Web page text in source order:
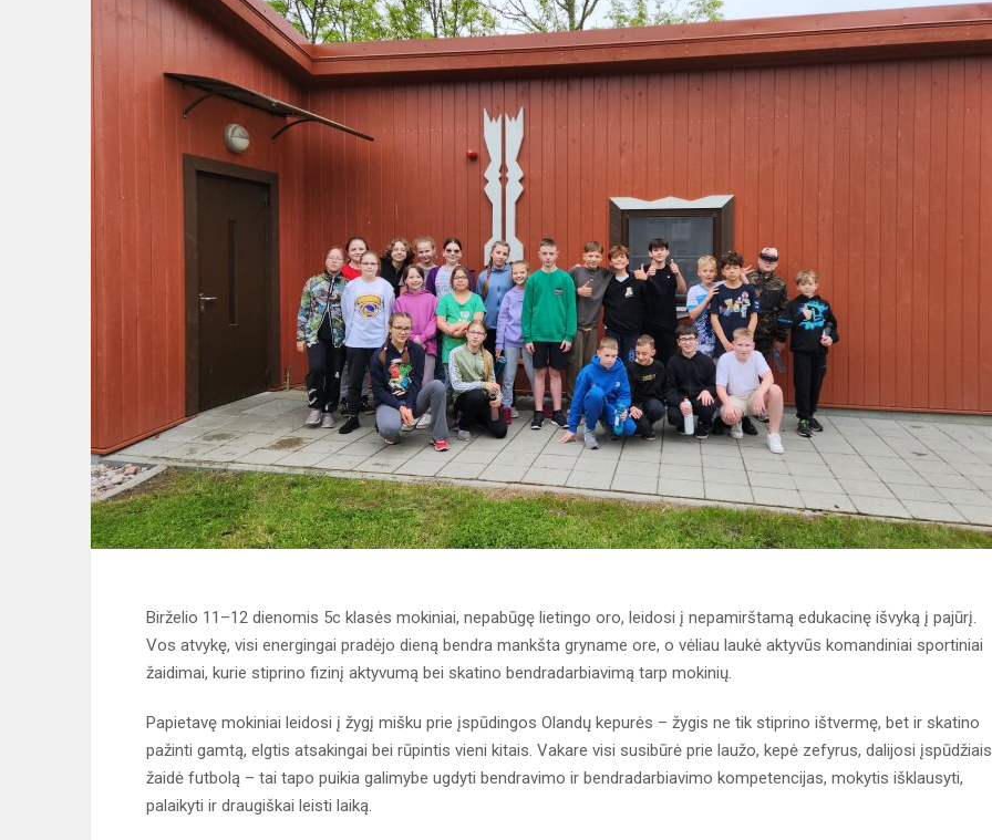
Birželio 11–12 dienomis 5c klasės mokiniai, nepabūgę lietingo oro, leidosi į nepamirštamą edukacinę išvyką į pajūrį.
Vos atvykę, visi energingai pradėjo dieną bendra mankšta gryname ore, o vėliau laukė aktyvūs komandiniai sportiniai
žaidimai, kurie stiprino fizinį aktyvumą bei skatino bendradarbiavimą tarp mokinių.
Papietavę mokiniai leidosi į žygį mišku prie įspūdingos Olandų kepurės – žygis ne tik stiprino ištvermę, bet ir skatino
pažinti gamtą, elgtis atsakingai bei rūpintis vieni kitais. Vakare visi susibūrė prie laužo, kepė zefyrus, dalijosi
žaidė futbolą – tai tapo puikia galimybe ugdyti bendravimo ir bendradarbiavimo kompetencijas, mokytis išklausyti,
palaikyti ir draugiškai leisti laiką.